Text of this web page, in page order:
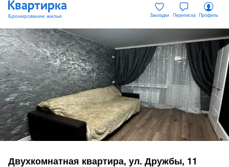
Закладки Переписка Профиль
Двухкомнатная квартира, ул. Дружбы, 11